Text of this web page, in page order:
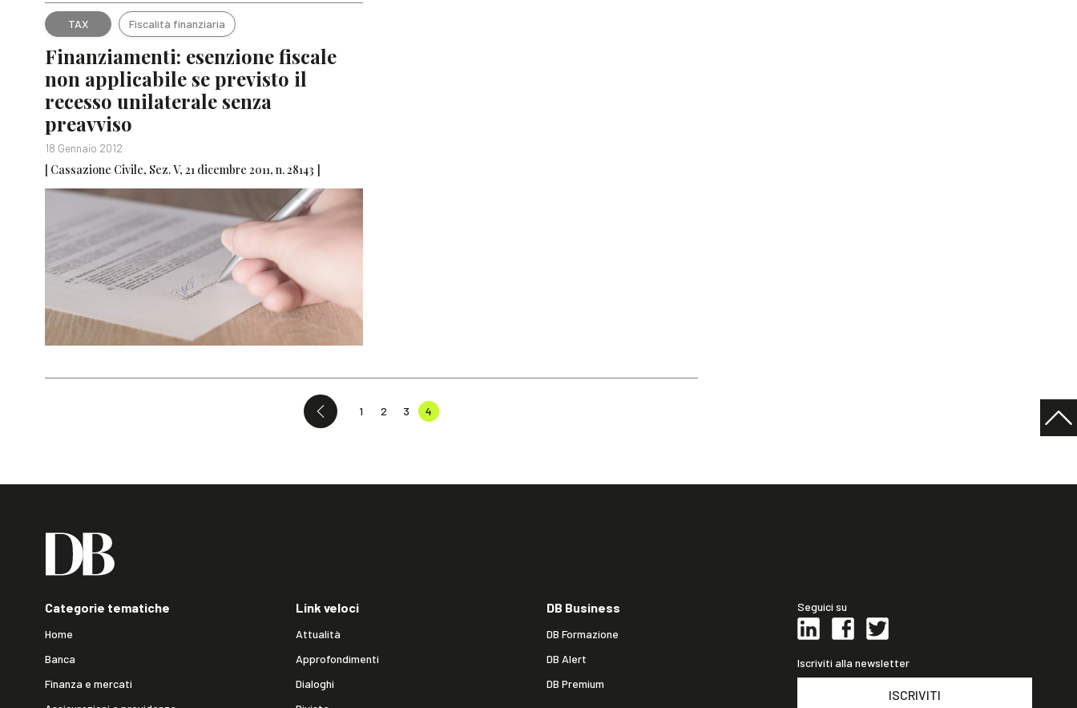
TAX Fiscalità finanziaria
Finanziamenti: esenzione fiscale
non applicabile se previsto il
recesso unilaterale senza
preavviso
18 Gennaio 2012
[ Cassazione Civile, Sez. V, 21 dicembre 2011, n. 28143 ]
1 2 3 4
Categorie tematiche
Home
Banca
Finanza e mercati
Link veloci
Attualità
Approfondimenti
Dialoghi
DB Business
DB Formazione
DB Alert
DB Premium
Seguici su
Iscriviti alla newsletter
ISCRIVITI